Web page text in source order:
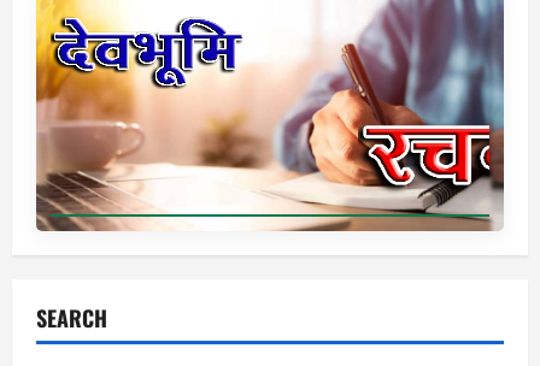
SEARCH